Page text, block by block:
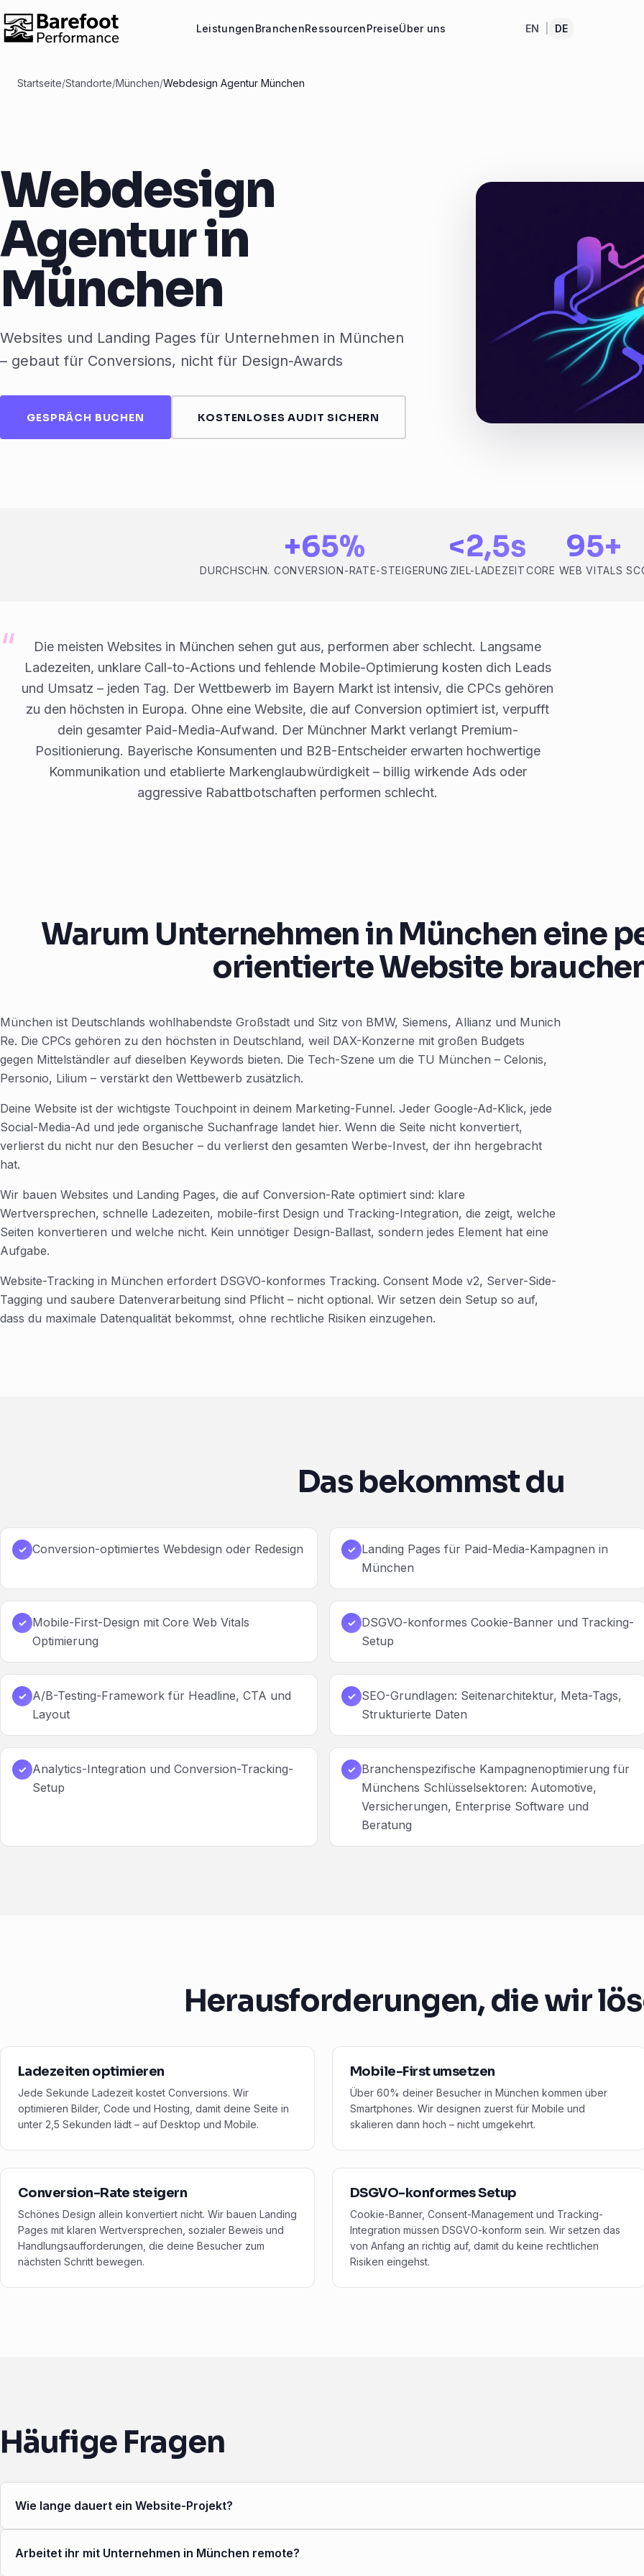
LeistungenBranchenRessourcenPreiseÜber uns EN DE
Startseite/Standorte/München/Webdesign Agentur München
Webdesign
Agentur in
München
Websites und Landing Pages für Unternehmen in München
– gebaut für Conversions, nicht für Design-Awards
GESPRÄCH BUCHEN KOSTENLOSES AUDIT SICHERN
+65%
DURCHSCHN. CONVERSION-RATE-STEIGERUNG
<2,5s
ZIEL-LADEZEIT
95+
CORE WEB VITALS
Die meisten Websites in München sehen gut aus, performen aber schlecht. Langsame
Ladezeiten, unklare Call-to-Actions und fehlende Mobile-Optimierung kosten dich Leads
und Umsatz – jeden Tag. Der Wettbewerb im Bayern Markt ist intensiv, die CPCs gehören
zu den höchsten in Europa. Ohne eine Website, die auf Conversion optimiert ist, verpufft
dein gesamter Paid-Media-Aufwand. Der Münchner Markt verlangt Premium-
Positionierung. Bayerische Konsumenten und B2B-Entscheider erwarten hochwertige
Kommunikation und etablierte Markenglaubwürdigkeit – billig wirkende Ads oder
aggressive Rabattbotschaften performen schlecht.
Warum Unternehmen in München eine
orientierte Website
München ist Deutschlands wohlhabendste Großstadt und Sitz von BMW, Siemens, Allianz und Munich
Re. Die CPCs gehören zu den höchsten in Deutschland, weil DAX-Konzerne mit großen Budgets
gegen Mittelständler auf dieselben Keywords bieten. Die Tech-Szene um die TU München – Celonis,
Personio, Lilium – verstärkt den Wettbewerb zusätzlich.
Deine Website ist der wichtigste Touchpoint in deinem Marketing-Funnel. Jeder Google-Ad-Klick, jede
Social-Media-Ad und jede organische Suchanfrage landet hier. Wenn die Seite nicht konvertiert,
verlierst du nicht nur den Besucher – du verlierst den gesamten Werbe-Invest, der ihn hergebracht
hat.
Wir bauen Websites und Landing Pages, die auf Conversion-Rate optimiert sind: klare
Wertversprechen, schnelle Ladezeiten, mobile-first Design und Tracking-Integration, die zeigt, welche
Seiten konvertieren und welche nicht. Kein unnötiger Design-Ballast, sondern jedes Element hat eine
Aufgabe.
Website-Tracking in München erfordert DSGVO-konformes Tracking. Consent Mode v2, Server-Side-
Tagging und saubere Datenverarbeitung sind Pflicht – nicht optional. Wir setzen dein Setup so auf,
dass du maximale Datenqualität bekommst, ohne rechtliche Risiken einzugehen.
Das bekommst du
✓ Conversion-optimiertes Webdesign oder Redesign ✓ Landing Pages für Paid-Media-Kampagnen in
München
✓ Mobile-First-Design mit Core Web Vitals
Optimierung
✓ DSGVO-konformes Cookie-Banner und Tracking-
Setup
✓ A/B-Testing-Framework für Headline, CTA und
Layout
✓ SEO-Grundlagen: Seitenarchitektur, Meta-Tags,
Strukturierte Daten
✓ Analytics-Integration und Conversion-Tracking-
Setup
✓ Branchenspezifische Kampagnenoptimierung für
Münchens Schlüsselsektoren: Automotive,
Versicherungen, Enterprise Software und
Beratung
Herausforderungen, die wir
Ladezeiten optimieren
Jede Sekunde Ladezeit kostet Conversions. Wir
optimieren Bilder, Code und Hosting, damit deine Seite in
unter 2,5 Sekunden lädt – auf Desktop und Mobile.
Mobile-First umsetzen
Über 60% deiner Besucher in München kommen über
Smartphones. Wir designen zuerst für Mobile und
skalieren dann hoch – nicht umgekehrt.
Conversion-Rate steigern
Schönes Design allein konvertiert nicht. Wir bauen Landing
Pages mit klaren Wertversprechen, sozialer Beweis und
Handlungsaufforderungen, die deine Besucher zum
nächsten Schritt bewegen.
DSGVO-konformes Setup
Cookie-Banner, Consent-Management und Tracking-
Integration müssen DSGVO-konform sein. Wir setzen das
von Anfang an richtig auf, damit du keine rechtlichen
Risiken eingehst.
Häufige Fragen
Wie lange dauert ein Website-Projekt?
Arbeitet ihr mit Unternehmen in München remote?